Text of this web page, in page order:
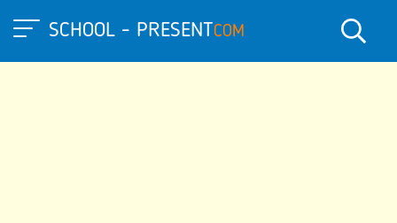
SCHOOL - PRESENTCOM